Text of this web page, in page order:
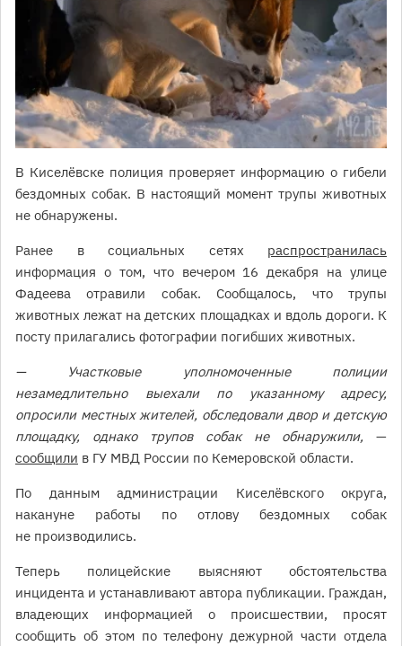
В Киселёвске полиция проверяет информацию о гибели
бездомных собак. В настоящий момент трупы животных
не обнаружены.
Ранее в социальных сетях распространилась
информация о том, что вечером 16 декабря на улице
Фадеева отравили собак. Сообщалось, что трупы
животных лежат на детских площадках и вдоль дороги. К
посту прилагались фотографии погибших животных.
— Участковые уполномоченные полиции
незамедлительно выехали по указанному адресу,
опросили местных жителей, обследовали двор и детскую
площадку, однако трупов собак не обнаружили, —
сообщили в ГУ МВД России по Кемеровской области.
По данным администрации Киселёвского округа,
накануне работы по отлову бездомных собак
не производились.
Теперь полицейские выясняют обстоятельства
инцидента и устанавливают автора публикации. Граждан,
владеющих информацией о происшествии, просят
сообщить об этом по телефону дежурной части отдела